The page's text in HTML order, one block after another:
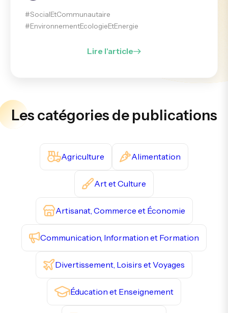
#SocialEtCommunautaire
#EnvironnementEcologieEtEnergie
Lire l'article
Les catégories de publications
Agriculture Alimentation
Art et Culture
Artisanat, Commerce et Économie
Communication, Information et Formation
Divertissement, Loisirs et Voyages
Éducation et Enseignement